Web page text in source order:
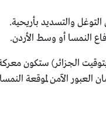
والتسديد بأريحية.
النمسا أو وسط الأردن.
لا تكذب، ومواجهة الأردن فجر الثلاثاء (04:00 صباحاً بتوقيت الجزائر) ستكون
خطورة علوان وضمان العبور الآمن لموقعة النمسا